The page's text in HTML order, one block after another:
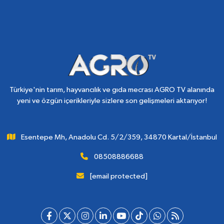
Türkiye'nin tarım, hayvancılık ve gıda mecrası AGRO TV alanında
yeni ve özgün içerikleriyle sizlere son gelişmeleri aktarıyor!
Esentepe Mh, Anadolu Cd. 5/2/359, 34870 Kartal/İstanbul
08508886688
[email protected]